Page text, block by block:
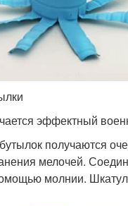
эффектный
получаются
мелочей.
молнии.